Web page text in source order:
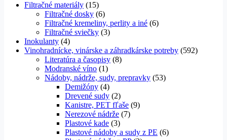
Filtračné materiály (15)
Filtračné dosky (6)
Filtračné kremeliny, perlity a iné (6)
Filtračné sviečky (3)
Inokulanty (4)
Vinohradnícke, vinárske a záhradkárske potreby (592)
Literatúra a časopisy (8)
Modranské víno (1)
Nádoby, nádrže, sudy, prepravky (53)
Demižóny (4)
Drevené sudy (2)
Kanistre, PET fľaše (9)
Nerezové nádrže (7)
Plastové kade (3)
Plastové nádoby a sudy z PE (6)